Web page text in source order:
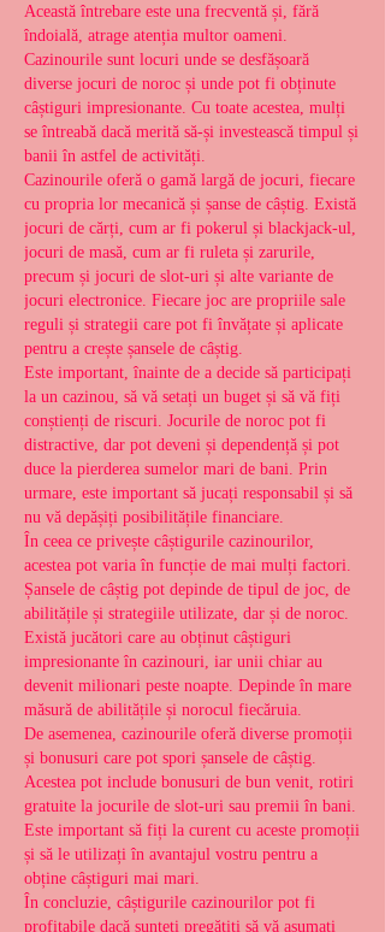
Această întrebare este una frecventă și, fără
îndoială, atrage atenția multor oameni.
Cazinourile sunt locuri unde se desfășoară
diverse jocuri de noroc și unde pot fi obținute
câștiguri impresionante. Cu toate acestea, mulți
se întreabă dacă merită să-și investească timpul și
banii în astfel de activități.
Cazinourile oferă o gamă largă de jocuri, fiecare
cu propria lor mecanică și șanse de câștig. Există
jocuri de cărți, cum ar fi pokerul și blackjack-ul,
jocuri de masă, cum ar fi ruleta și zarurile,
precum și jocuri de slot-uri și alte variante de
jocuri electronice. Fiecare joc are propriile sale
reguli și strategii care pot fi învățate și aplicate
pentru a crește șansele de câștig.
Este important, înainte de a decide să participați
la un cazinou, să vă setați un buget și să vă fiți
conștienți de riscuri. Jocurile de noroc pot fi
distractive, dar pot deveni și dependență și pot
duce la pierderea sumelor mari de bani. Prin
urmare, este important să jucați responsabil și să
nu vă depășiți posibilitățile financiare.
În ceea ce privește câștigurile cazinourilor,
acestea pot varia în funcție de mai mulți factori.
Șansele de câștig pot depinde de tipul de joc, de
abilitățile și strategiile utilizate, dar și de noroc.
Există jucători care au obținut câștiguri
impresionante în cazinouri, iar unii chiar au
devenit milionari peste noapte. Depinde în mare
măsură de abilitățile și norocul fiecăruia.
De asemenea, cazinourile oferă diverse promoții
și bonusuri care pot spori șansele de câștig.
Acestea pot include bonusuri de bun venit, rotiri
gratuite la jocurile de slot-uri sau premii în bani.
Este important să fiți la curent cu aceste promoții
și să le utilizați în avantajul vostru pentru a
obține câștiguri mai mari.
În concluzie, câștigurile cazinourilor pot fi
profitabile dacă sunteți pregătiți să vă asumați